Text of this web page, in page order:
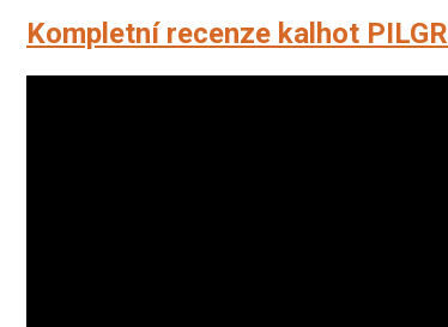
Kompletní recenze kalhot